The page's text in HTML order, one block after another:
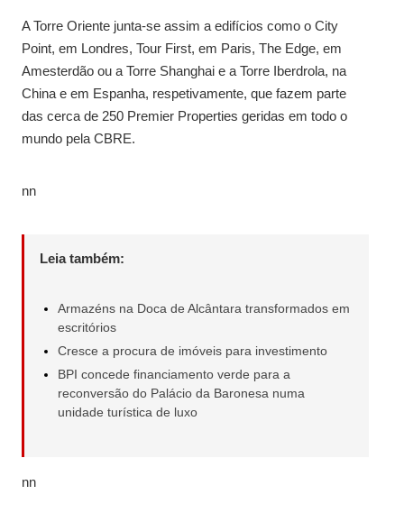
A Torre Oriente junta-se assim a edifícios como o City
Point, em Londres, Tour First, em Paris, The Edge, em
Amesterdão ou a Torre Shanghai e a Torre Iberdrola, na
China e em Espanha, respetivamente, que fazem parte
das cerca de 250 Premier Properties geridas em todo o
mundo pela CBRE.
nn
Leia também:
Armazéns na Doca de Alcântara transformados em
escritórios
Cresce a procura de imóveis para investimento
BPI concede financiamento verde para a
reconversão do Palácio da Baronesa numa
unidade turística de luxo
nn